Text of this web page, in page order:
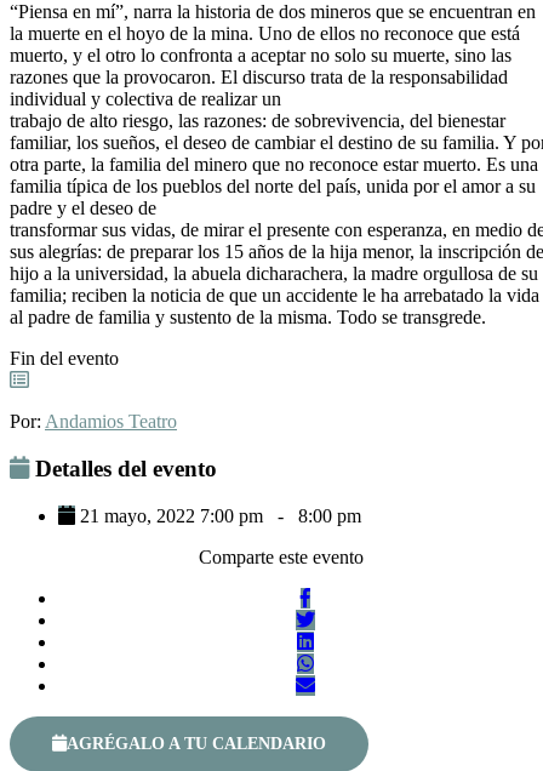
“Piensa en mí”, narra la historia de dos mineros que se encuentran en
la muerte en el hoyo de la mina. Uno de ellos no reconoce que está
muerto, y el otro lo confronta a aceptar no solo su muerte, sino las
razones que la provocaron. El discurso trata de la responsabilidad
individual y colectiva de realizar un
trabajo de alto riesgo, las razones: de sobrevivencia, del bienestar
familiar, los sueños, el deseo de cambiar el destino de su familia. Y
otra parte, la familia del minero que no reconoce estar muerto. Es una
familia típica de los pueblos del norte del país, unida por el amor a su
padre y el deseo de
transformar sus vidas, de mirar el presente con esperanza, en medio
sus alegrías: de preparar los 15 años de la hija menor, la inscripción
hijo a la universidad, la abuela dicharachera, la madre orgullosa de su
familia; reciben la noticia de que un accidente le ha arrebatado la vida
al padre de familia y sustento de la misma. Todo se transgrede.
Fin del evento
Por: Andamios Teatro
Detalles del evento
21 mayo, 2022 7:00 pm -
8:00 pm
Comparte este evento
AGRÉGALO A TU CALENDARIO